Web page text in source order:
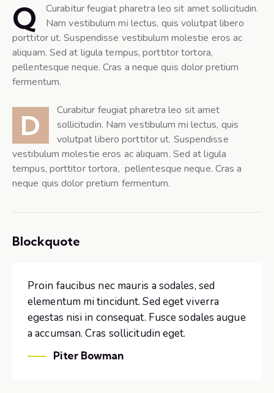
Q
Curabitur feugiat pharetra leo sit amet sollicitudin.
Nam vestibulum mi lectus, quis volutpat libero
porttitor ut. Suspendisse vestibulum molestie eros ac
aliquam. Sed at ligula tempus, porttitor tortora,
pellentesque neque. Cras a neque quis dolor pretium
fermentum.
D
Curabitur feugiat pharetra leo sit amet
sollicitudin. Nam vestibulum mi lectus, quis
volutpat libero porttitor ut. Suspendisse
vestibulum molestie eros ac aliquam. Sed at ligula
tempus, porttitor tortora, pellentesque neque. Cras a
neque quis dolor pretium fermentum.
Blockquote
Proin faucibus nec mauris a sodales, sed
elementum mi tincidunt. Sed eget viverra
egestas nisi in consequat. Fusce sodales augue
a accumsan. Cras sollicitudin eget.
Piter Bowman